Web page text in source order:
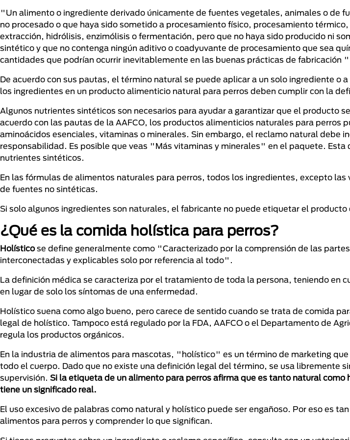
"Un alimento o ingrediente derivado únicamente de fuentes vegetales, animales o de
no procesado o que haya sido sometido a procesamiento físico, procesamiento
extracción, hidrólisis, enzimólisis o fermentación, pero que no haya sido producido ni
sintético y que no contenga ningún aditivo o coadyuvante de procesamiento que sea
cantidades que podrían ocurrir inevitablemente en las buenas prácticas de fabricación
De acuerdo con sus pautas, el término natural se puede aplicar a un solo ingrediente o
los ingredientes en un producto alimenticio natural para perros deben cumplir con la
Algunos nutrientes sintéticos son necesarios para ayudar a garantizar que el producto
acuerdo con las pautas de la AAFCO, los productos alimenticios naturales para perros
aminoácidos esenciales, vitaminas o minerales. Sin embargo, el reclamo natural debe
responsabilidad. Es posible que veas "Más vitaminas y minerales" en el paquete. Esta
nutrientes sintéticos.
En las fórmulas de alimentos naturales para perros, todos los ingredientes, excepto
de fuentes no sintéticas.
Si solo algunos ingredientes son naturales, el fabricante no puede etiquetar el producto
¿Qué es la comida holística para perros?
Holísticose define generalmente como "Caracterizado por la comprensión de las
interconectadas y explicables solo por referencia al todo".
La definición médica se caracteriza por el tratamiento de toda la persona, teniendo en
en lugar de solo los síntomas de una enfermedad.
Holístico suena como algo bueno, pero carece de sentido cuando se trata de comida
legal de holístico. Tampoco está regulado por la FDA, AAFCO o el Departamento de
regula los productos orgánicos.
En la industria de alimentos para mascotas, "holístico" es un término de marketing
todo el cuerpo. Dado que no existe una definición legal del término, se usa libremente
supervisión. Si la etiqueta de un alimento para perros afirma que es tanto natural
tiene un significado real.
El uso excesivo de palabras como natural y holístico puede ser engañoso. Por eso es
alimentos para perros y comprender lo que significan.